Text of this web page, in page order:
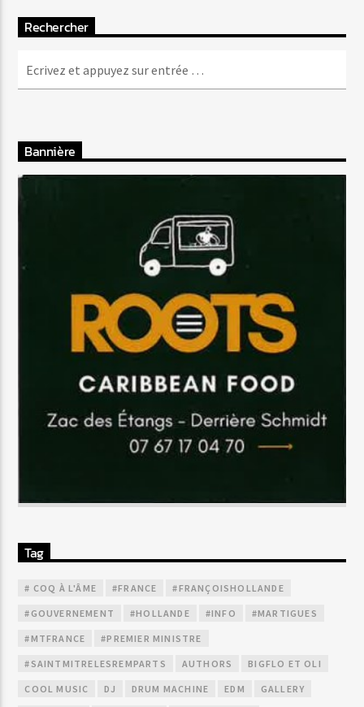
Rechercher
Bannière
Tag
# COQ À L'ÂME #FRANCE #FRANÇOISHOLLANDE
#GOUVERNEMENT #HOLLANDE #INFO #MARTIGUES
#MTFRANCE #PREMIER MINISTRE
#SAINTMITRELESREMPARTS AUTHORS BIGFLO ET OLI
COOL MUSIC DJ DRUM MACHINE EDM GALLERY